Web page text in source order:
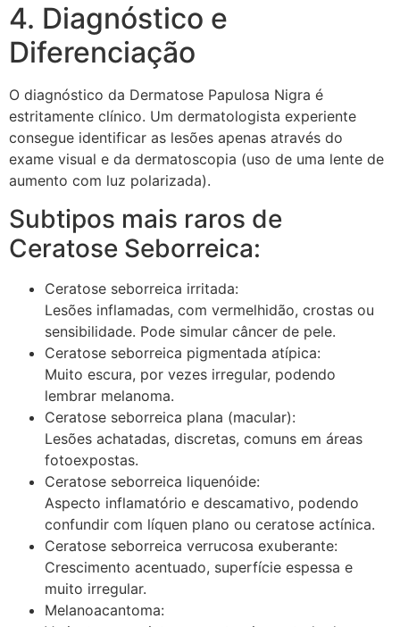
4. Diagnóstico e
Diferenciação
O diagnóstico da Dermatose Papulosa Nigra é
estritamente clínico. Um dermatologista experiente
consegue identificar as lesões apenas através do
exame visual e da dermatoscopia (uso de uma lente de
aumento com luz polarizada).
Subtipos mais raros de
Ceratose Seborreica:
Ceratose seborreica irritada:
Lesões inflamadas, com vermelhidão, crostas ou
sensibilidade. Pode simular câncer de pele.
Ceratose seborreica pigmentada atípica:
Muito escura, por vezes irregular, podendo
lembrar melanoma.
Ceratose seborreica plana (macular):
Lesões achatadas, discretas, comuns em áreas
fotoexpostas.
Ceratose seborreica liquenóide:
Aspecto inflamatório e descamativo, podendo
confundir com líquen plano ou ceratose actínica.
Ceratose seborreica verrucosa exuberante:
Crescimento acentuado, superfície espessa e
muito irregular.
Melanoacantoma: